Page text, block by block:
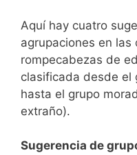
Aquí hay cuatro
agrupaciones en las
rompecabezas de
clasificada desde el
hasta el grupo
extraño).
Sugerencia de